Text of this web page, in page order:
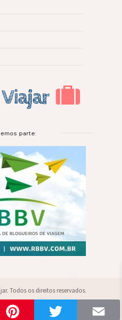
parte:
Todos os direitos reservados.
Blogroll Contato